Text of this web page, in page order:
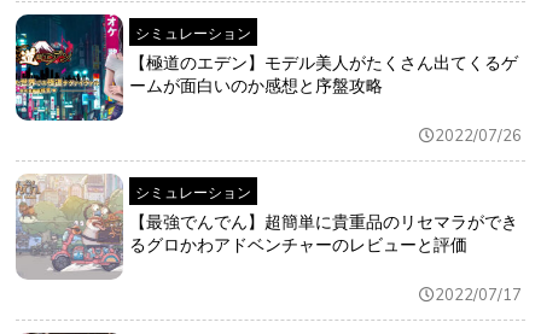
シミュレーション
【極道のエデン】モデル美人がたくさん出てくるゲ
ームが面白いのか感想と序盤攻略
2022/07/26
シミュレーション
【最強でんでん】超簡単に貴重品のリセマラができ
るグロかわアドベンチャーのレビューと評価
2022/07/17